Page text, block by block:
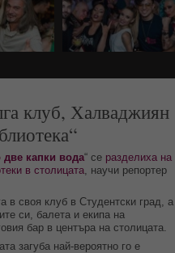
клуб, Халваджиян
две капки вода“ се разделиха на
в столицата , научи репортер
в своя клуб в Студентски град, а
си, балета и екипа на
бар в центъра на столицата.
загуба най-вероятно го е